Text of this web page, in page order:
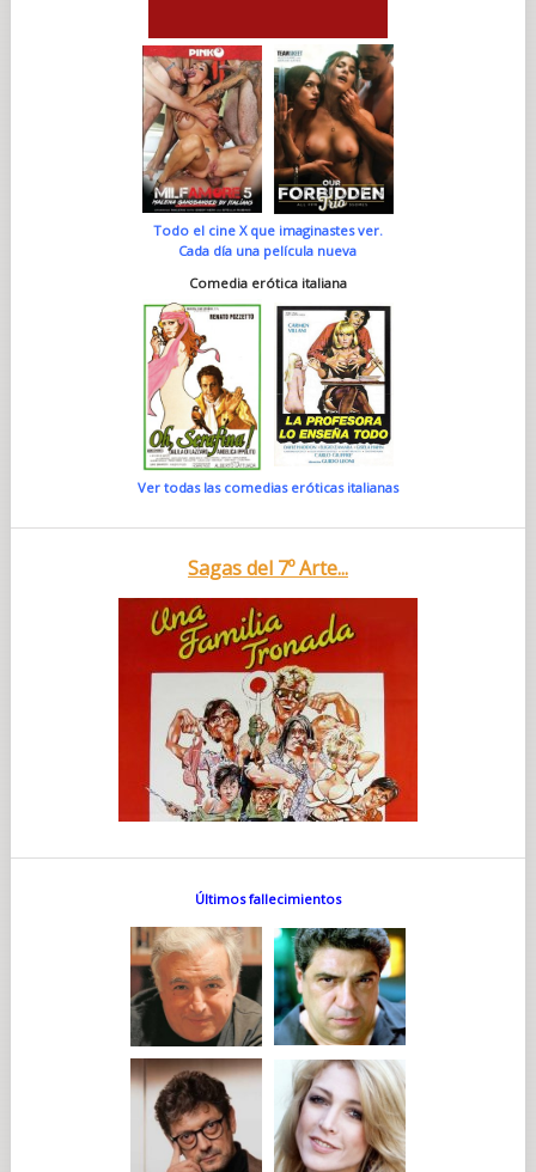
Todo el cine X que imaginastes ver.
Cada día una película nueva
Comedia erótica italiana
Ver todas las comedias eróticas italianas
Sagas del 7º Arte...
Últimos fallecimientos